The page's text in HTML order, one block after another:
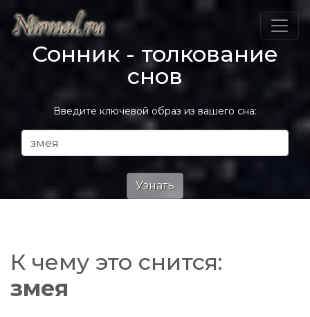
Сонник - толкование
снов
Введите ключевой образ из вашего сна:
К чему это снится:
змея